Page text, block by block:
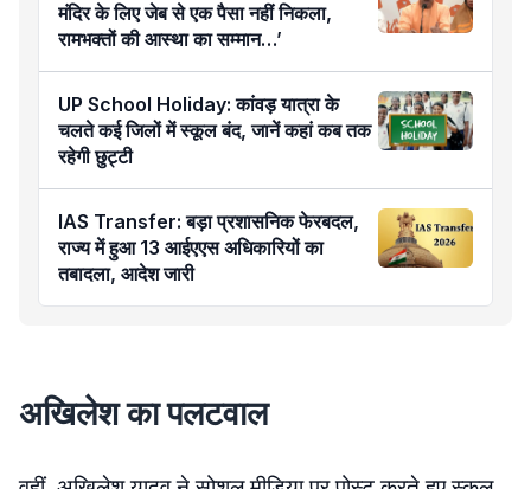
मंदिर के लिए जेब से एक पैसा नहीं निकला,
रामभक्तों की आस्था का सम्मान…’
UP School Holiday: कांवड़ यात्रा के
चलते कई जिलों में स्कूल बंद, जानें कहां कब तक
रहेगी छुट्टी
IAS Transfer: बड़ा प्रशासनिक फेरबदल,
राज्य में हुआ 13 आईएएस अधिकारियों का
तबादला, आदेश जारी
अखिलेश का पलटवाल